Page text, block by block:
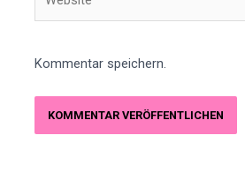
Kommentar speichern.